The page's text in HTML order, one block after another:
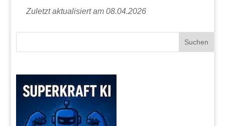
Zuletzt aktualisiert am 08.04.2026